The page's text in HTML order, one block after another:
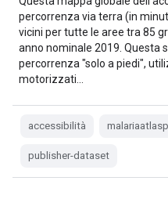
percorrenza via terra (in
vicini per tutte le aree tra 85
anno nominale 2019. Questa
percorrenza "solo a piedi",
motorizzati…
accessibilità
publisher-dataset